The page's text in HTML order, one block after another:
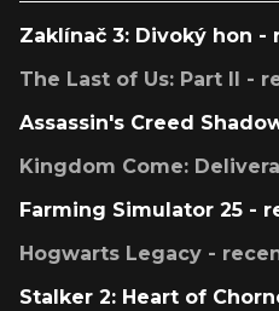
Zaklínač 3: Divoký hon -
The Last of Us: Part II -
Assassin's Creed
Kingdom Come:
Farming Simulator 25 -
Hogwarts Legacy -
Stalker 2: Heart of